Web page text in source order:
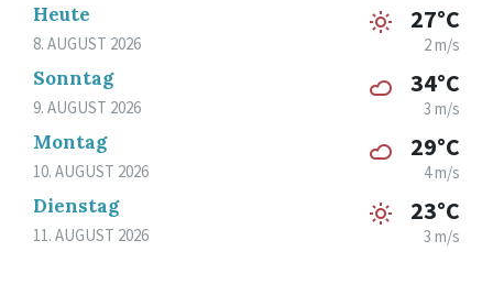
Heute
8. AUGUST 2026
27°C
2 m/s
Sonntag
9. AUGUST 2026
34°C
3 m/s
Montag
10. AUGUST 2026
29°C
4 m/s
Dienstag
11. AUGUST 2026
23°C
3 m/s